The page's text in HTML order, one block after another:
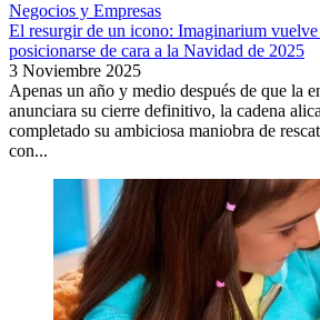
Negocios y Empresas
El resurgir de un icono: Imaginarium vuelve
posicionarse de cara a la Navidad de 2025
3 Noviembre 2025
Apenas un año y medio después de que la
anunciara su cierre definitivo, la cadena
completado su ambiciosa maniobra de
con...